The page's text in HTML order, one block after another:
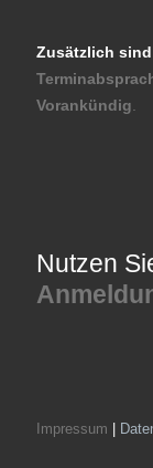
Zusätzlich
Vorankündig
Nutzen
Impressum